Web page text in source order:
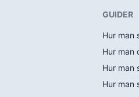
GUIDER
Hur man
Hur man
Hur man
Hur man